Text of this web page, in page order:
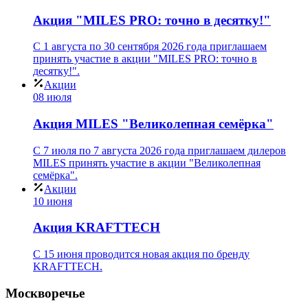
Акция "MILES PRO: точно в десятку!"
С 1 августа по 30 сентября 2026 года приглашаем
принять участие в акции "MILES PRO: точно в
десятку!".
Акции
08 июля
Акция MILES "Великолепная семёрка"
С 7 июля по 7 августа 2026 года приглашаем дилеров
MILES принять участие в акции "Великолепная
семёрка".
Акции
10 июня
Акция KRAFTTECH
C 15 июня проводится новая акция по бренду
KRAFTTECH.
Москворечье